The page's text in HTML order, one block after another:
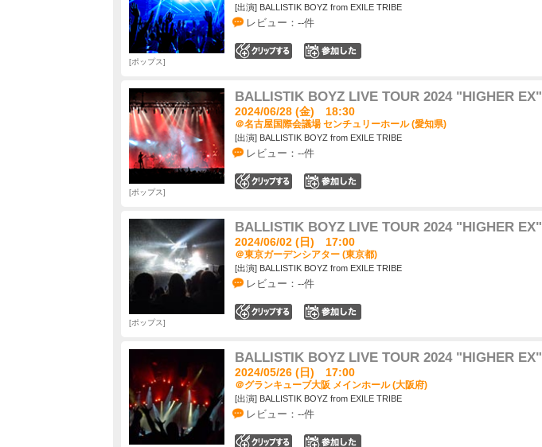
[出演] BALLISTIK BOYZ from EXILE TRIBE
レビュー：--件
ポップス
BALLISTIK BOYZ LIVE TOUR 2024 "HIGHER EX"
2024/06/28 (金) 18:30
＠名古屋国際会議場 センチュリーホール (愛知県)
[出演] BALLISTIK BOYZ from EXILE TRIBE
レビュー：--件
ポップス
BALLISTIK BOYZ LIVE TOUR 2024 "HIGHER EX"
2024/06/02 (日) 17:00
＠東京ガーデンシアター (東京都)
[出演] BALLISTIK BOYZ from EXILE TRIBE
レビュー：--件
ポップス
BALLISTIK BOYZ LIVE TOUR 2024 "HIGHER EX"
2024/05/26 (日) 17:00
＠グランキューブ大阪 メインホール (大阪府)
[出演] BALLISTIK BOYZ from EXILE TRIBE
レビュー：--件